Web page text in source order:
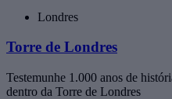
Londres
Torre de Londres
Testemunhe 1.000 anos de
dentro da Torre de Londres